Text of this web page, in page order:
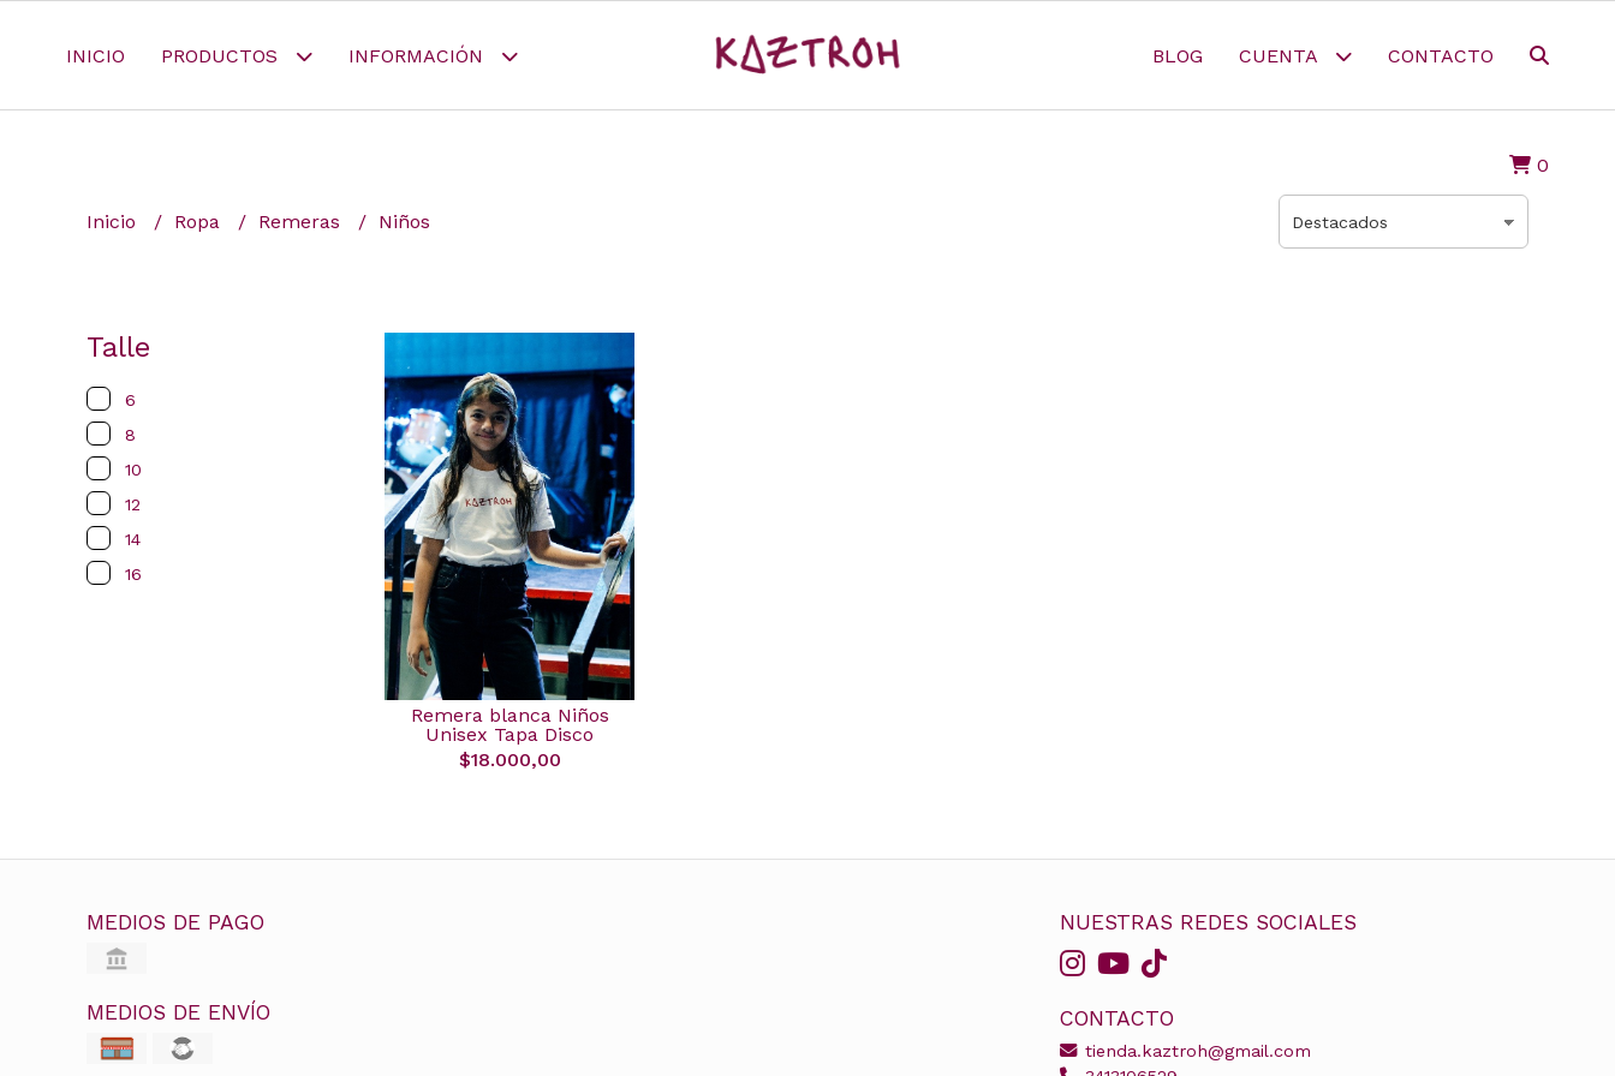
INICIO PRODUCTOS INFORMACIÓN BLOG CUENTA CONTACTO
0
Inicio Ropa Remeras Niños
Talle
6
8
10
12
14
16
Remera blanca Niños
Unisex Tapa Disco
$18.000,00
MEDIOS DE PAGO
MEDIOS DE ENVÍO
NUESTRAS REDES SOCIALES
CONTACTO
tienda.kaztroh@gmail.com